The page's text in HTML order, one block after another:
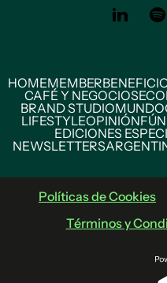
HOMEMEMBER
CAFÉ Y NEGOCIOS
BRAND STUDIOMUNDO
LIFESTYLEOPINIÓN
EDICIONES
NEWSLETTERS
Políticas de Cookies
Términos y